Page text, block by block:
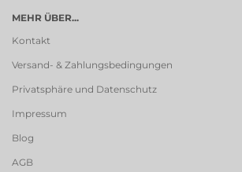
MEHR ÜBER...
Kontakt
Versand- & Zahlungsbedingungen
Privatsphäre und Datenschutz
Impressum
Blog
AGB